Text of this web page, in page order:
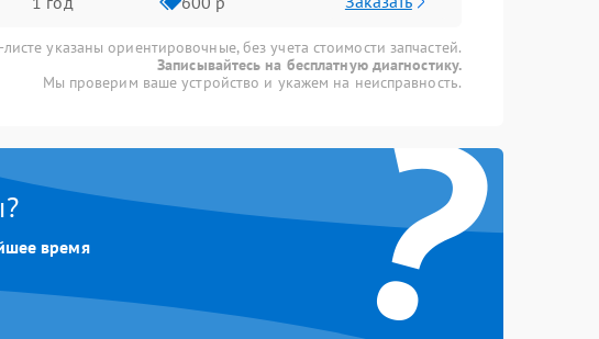
указаны ориентировочные, без учета стоимости запчастей.
Записывайтесь на бесплатную диагностику.
Мы проверим ваше устройство и укажем на неисправность.
?
время